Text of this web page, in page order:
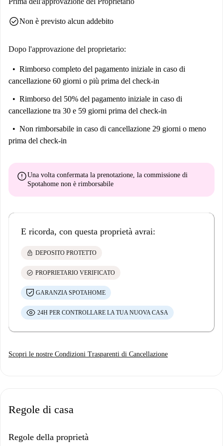
check_circleNon è previsto alcun addebito
Dopo l'approvazione del proprietario:
Rimborso completo del pagamento iniziale in caso di
cancellazione 60 giorni o più prima del check-in
Rimborso del 50% del pagamento iniziale in caso di
cancellazione tra 30 e 59 giorni prima del check-in
Non rimborsabile in caso di cancellazione 29 giorni o meno
prima del check-in
errorUna volta confermata la prenotazione, la commissione di
Spotahome non è rimborsabile
E ricorda, con questa proprietà avrai:
lock DEPOSITO PROTETTO
check_circle PROPRIETARIO VERIFICATO
GARANZIA SPOTAHOME
24H PER CONTROLLARE LA TUA NUOVA CASA
Scopri le nostre Condizioni Trasparenti di Cancellazione
Regole di casa
Regole della proprietà